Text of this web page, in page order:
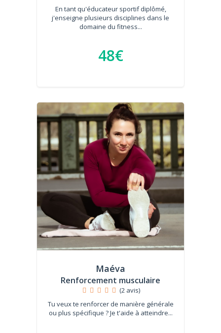
En tant qu'éducateur sportif diplômé,
j'enseigne plusieurs disciplines dans le
domaine du fitness...
48€
Maéva
Renforcement musculaire
(2 avis)
Tu veux te renforcer de manière générale
ou plus spécifique ? Je t'aide à atteindre...